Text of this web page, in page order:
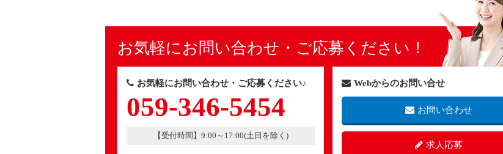
お気軽にお問い合わせ・ご応募ください！
お気軽にお問い合わせ・ご応募ください♪
059-346-5454
【受付時間】9:00～17:00(土日を除く)
Webからのお問い合せ
お問い合わせ
求人応募